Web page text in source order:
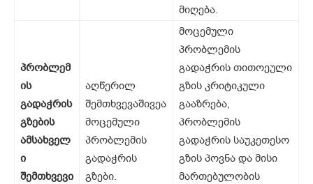
მიღება.
პრობლემ
ის
გადაჭრის
გზების
ამსახველ
ი
შემთხვევი
აღწერილ
შემთხვევაშივეა
მოცემული
პრობლემის
გადაჭრის
გზები.
მოცემული
პრობლემის
გადაჭრის თითოეული
გზის კრიტიკული
გააზრება,
პრობლემის
გადაჭრის საუკეთესო
გზის პოვნა და მისი
მართებულობის